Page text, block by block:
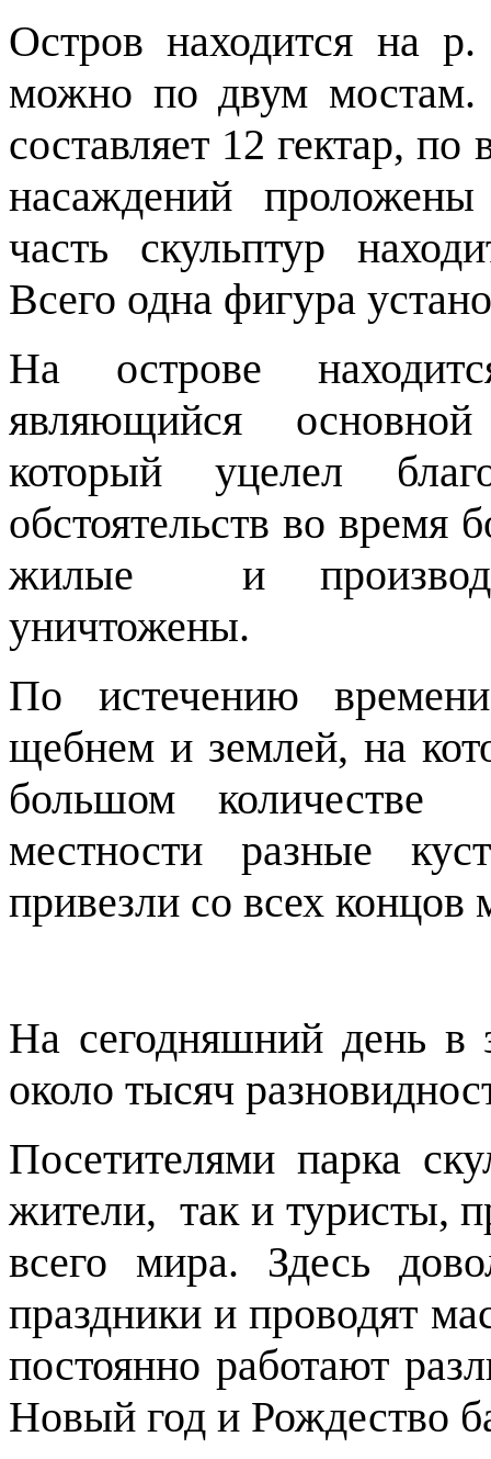
Остров находится на
можно по двум мостам.
составляет 12 гектар,
насаждений
часть скульптур
Всего одна фигура
На острове
являющийся
который уцелел
обстоятельств во время
жилые и
уничтожены.
По истечению
щебнем и землей, на
большом количестве
местности разные
привезли со всех концов
На сегодняшний день в
около тысяч
Посетителями парка
жители, так и туристы,
всего мира. Здесь
праздники и проводят
постоянно работают
Новый год и Рождество